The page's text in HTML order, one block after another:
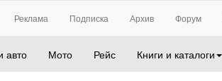
Реклама Подписка Архив Форум
авто Мото Рейс Книги и каталоги